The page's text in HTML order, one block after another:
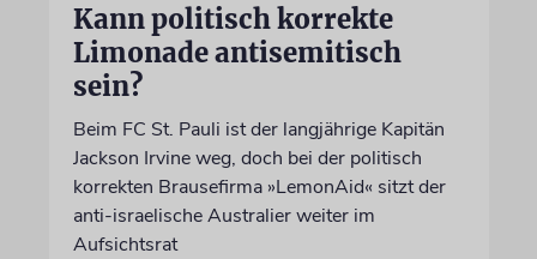
Kann politisch korrekte
Limonade antisemitisch
sein?
Beim FC St. Pauli ist der langjährige Kapitän
Jackson Irvine weg, doch bei der politisch
korrekten Brausefirma »LemonAid« sitzt der
anti-israelische Australier weiter im
Aufsichtsrat